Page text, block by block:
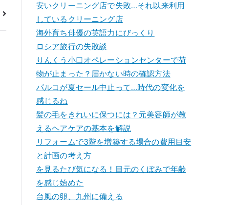
安いクリーニング店で失敗…それ以来利用
しているクリーニング店
海外育ち俳優の英語力にびっくり
ロシア旅行の失敗談
りんくう小口オペレーションセンターで荷
物が止まった？届かない時の確認方法
パルコが夏セール中止って…時代の変化を
感じるね
髪の毛をきれいに保つには？元美容師が教
えるヘアケアの基本を解説
リフォームで3階を増築する場合の費用目安
と計画の考え方
を見るたび気になる！目元のくぼみで年齢
を感じ始めた
台風の卵、九州に備える